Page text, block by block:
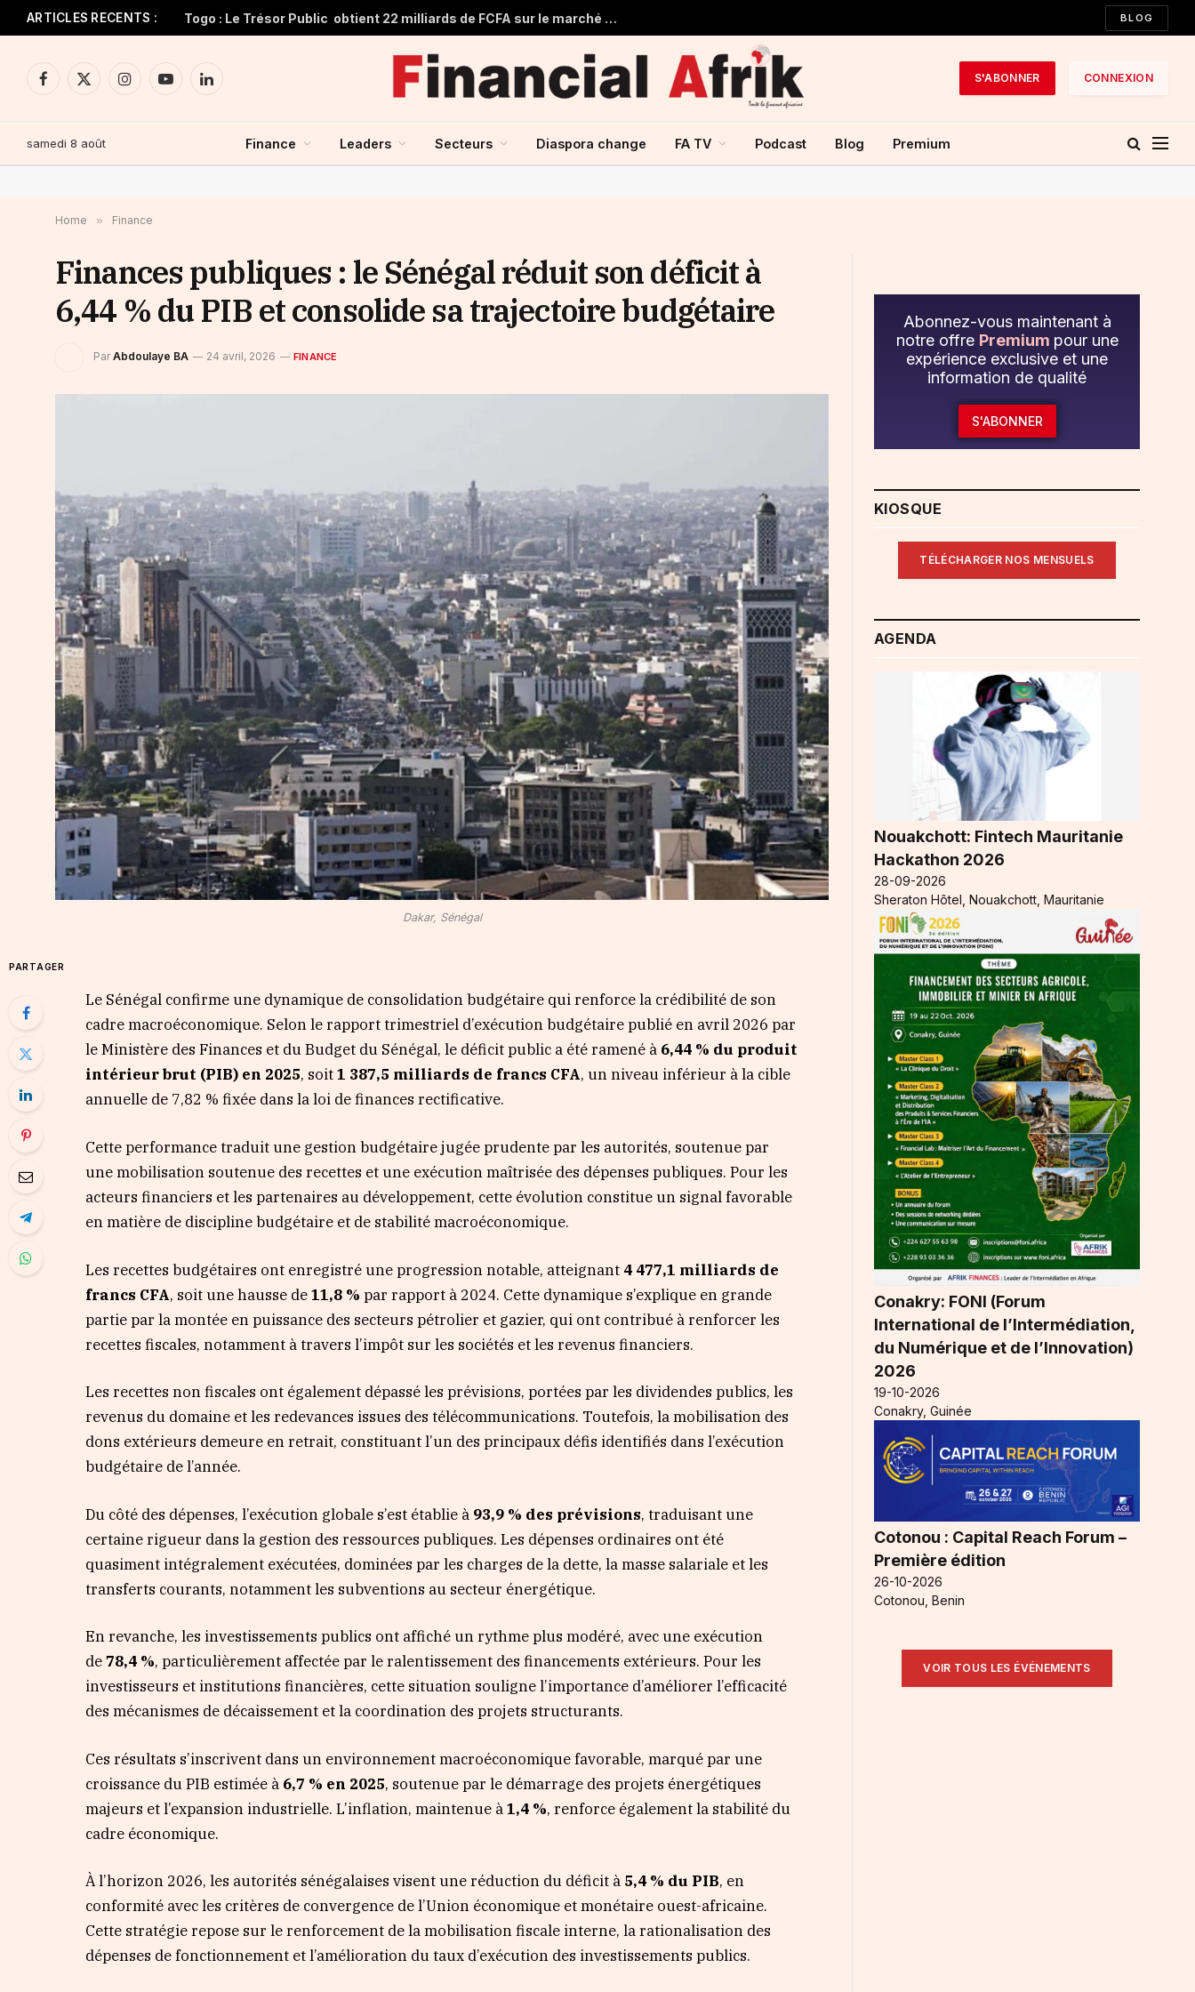
ARTICLES RECENTS : Togo : Le Trésor Public obtient 22 milliards de FCFA sur le marché financier de l’UMOA BLOG
Facebook
X
InstagramYouTubeLinkedIn
S'ABONNER CONNEXION
samedi 8 août Finance Leaders Secteurs Diaspora change FA TV Podcast Blog Premium
Home » Finance
Finances publiques : le Sénégal réduit son déficit à
6,44 % du PIB et consolide sa trajectoire budgétaire
Par Abdoulaye BA 24 avril, 2026 FINANCE
Dakar, Sénégal
PARTAGER
Le Sénégal confirme une dynamique de consolidation budgétaire qui renforce la crédibilité de son
cadre macroéconomique. Selon le rapport trimestriel d’exécution budgétaire publié en avril 2026 par
le Ministère des Finances et du Budget du Sénégal, le déficit public a été ramené à 6,44 % du produit
intérieur brut (PIB) en 2025, soit1 387,5 milliards de francs CFA, un niveau inférieur à la cible
annuelle de 7,82 % fixée dans la loi de finances rectificative.
Cette performance traduit une gestion budgétaire jugée prudente par les autorités, soutenue par
une mobilisation soutenue des recettes et une exécution maîtrisée des dépenses publiques. Pour les
acteurs financiers et les partenaires au développement, cette évolution constitue un signal favorable
en matière de discipline budgétaire et de stabilité macroéconomique.
Les recettes budgétaires ont enregistré une progression notable, atteignant 4 477,1 milliards de
francs CFA, soit une hausse de11,8 % par rapport à 2024. Cette dynamique s’explique en grande
partie par la montée en puissance des secteurs pétrolier et gazier, qui ont contribué à renforcer les
recettes fiscales, notamment à travers l’impôt sur les sociétés et les revenus financiers.
Les recettes non fiscales ont également dépassé les prévisions, portées par les dividendes publics, les
revenus du domaine et les redevances issues des télécommunications. Toutefois, la mobilisation des
dons extérieurs demeure en retrait, constituant l’un des principaux défis identifiés dans l’exécution
budgétaire de l’année.
Du côté des dépenses, l’exécution globale s’est établie à 93,9 % des prévisions, traduisant une
certaine rigueur dans la gestion des ressources publiques. Les dépenses ordinaires ont été
quasiment intégralement exécutées, dominées par les charges de la dette, la masse salariale et les
transferts courants, notamment les subventions au secteur énergétique.
En revanche, les investissements publics ont affiché un rythme plus modéré, avec une exécution
de78,4 %, particulièrement affectée par le ralentissement des financements extérieurs. Pour les
investisseurs et institutions financières, cette situation souligne l’importance d’améliorer l’efficacité
des mécanismes de décaissement et la coordination des projets structurants.
Ces résultats s’inscrivent dans un environnement macroéconomique favorable, marqué par une
croissance du PIB estimée à 6,7 % en 2025, soutenue par le démarrage des projets énergétiques
majeurs et l’expansion industrielle. L’inflation, maintenue à1,4 %, renforce également la stabilité du
cadre économique.
À l’horizon 2026, les autorités sénégalaises visent une réduction du déficit à 5,4 % du PIB, en
conformité avec les critères de convergence de l’Union économique et monétaire ouest-africaine.
Cette stratégie repose sur le renforcement de la mobilisation fiscale interne, la rationalisation des
dépenses de fonctionnement et l’amélioration du taux d’exécution des investissements publics.
Abonnez-vous maintenant à
notre offre Premium pour une
expérience exclusive et une
information de qualité
S'ABONNER
KIOSQUE
TÉLÉCHARGER NOS MENSUELS
AGENDA
Nouakchott: Fintech Mauritanie
Hackathon 2026
28-09-2026
Sheraton Hôtel, Nouakchott, Mauritanie
Conakry: FONI (Forum
International de l’Intermédiation,
du Numérique et de l’Innovation)
2026
19-10-2026
Conakry, Guinée
Cotonou : Capital Reach Forum –
Première édition
26-10-2026
Cotonou, Benin
VOIR TOUS LES ÉVÉNEMENTS